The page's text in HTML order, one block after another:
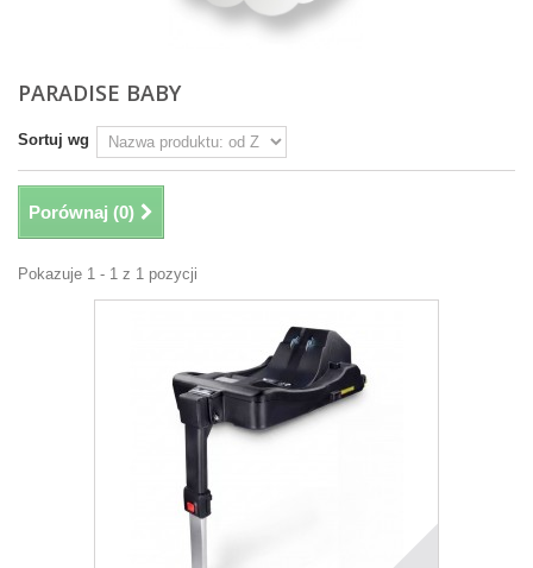
PARADISE BABY
Sortuj wg
Porównaj (0)
Pokazuje 1 - 1 z 1 pozycji